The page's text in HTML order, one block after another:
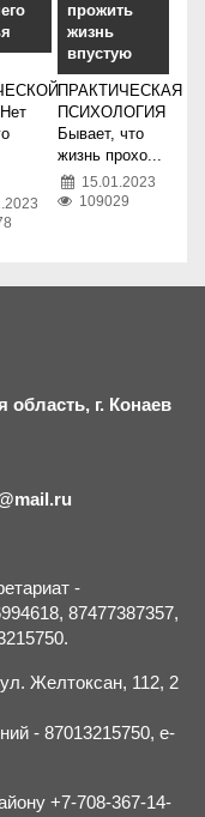
прожить
жизнь
впустую
ПРАКТИЧЕСКАЯ
ПСИХОЛОГИЯ
Бывает, что
жизнь прохо...
15.01.2023
109029
область, г. Конаев
-
87477387357,
Желтоксан, 112, 2
- 87013215750, e-
+7-708-367-14-